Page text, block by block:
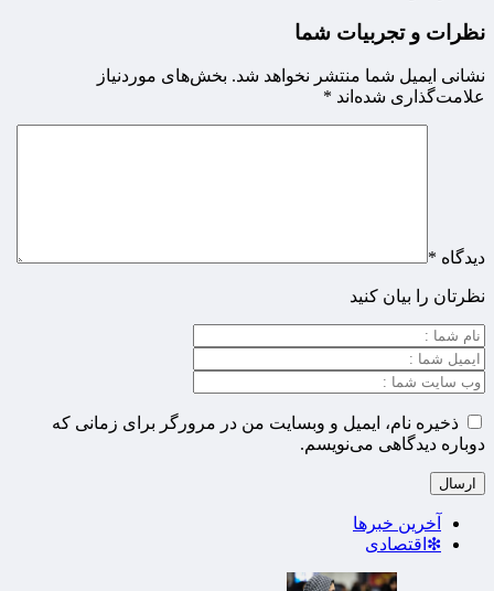
نظرات و تجربیات شما
نشانی ایمیل شما منتشر نخواهد شد. بخش‌های موردنیاز
علامت‌گذاری شده‌اند *
دیدگاه *
نظرتان را بیان کنید
ذخیره نام، ایمیل و وبسایت من در مرورگر برای زمانی که
دوباره دیدگاهی می‌نویسم.
آخرین خبرها
❇اقتصادی